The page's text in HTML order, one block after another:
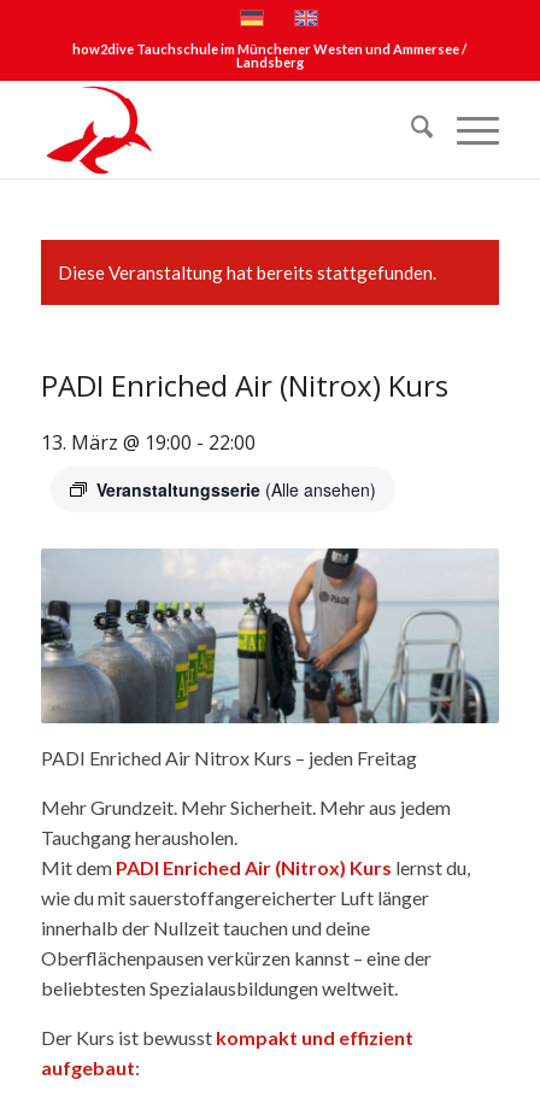
how2dive Tauchschule im Münchener Westen und Ammersee /
Landsberg
Diese Veranstaltung hat bereits stattgefunden.
PADI Enriched Air (Nitrox) Kurs
13. März @ 19:00 - 22:00
Veranstaltungsserie (Alle ansehen)
PADI Enriched Air Nitrox Kurs – jeden Freitag
Mehr Grundzeit. Mehr Sicherheit. Mehr aus jedem
Tauchgang herausholen.
Mit dem PADI Enriched Air (Nitrox) Kurs lernst du,
wie du mit sauerstoffangereicherter Luft länger
innerhalb der Nullzeit tauchen und deine
Oberflächenpausen verkürzen kannst – eine der
beliebtesten Spezialausbildungen weltweit.
Der Kurs ist bewusst kompakt und effizient
aufgebaut: